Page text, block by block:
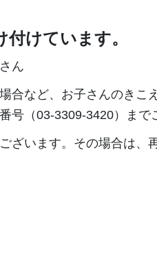
付けています。
ん
合など、お子さんのきこ
号（03-3309-3420）まで
ざいます。その場合は、